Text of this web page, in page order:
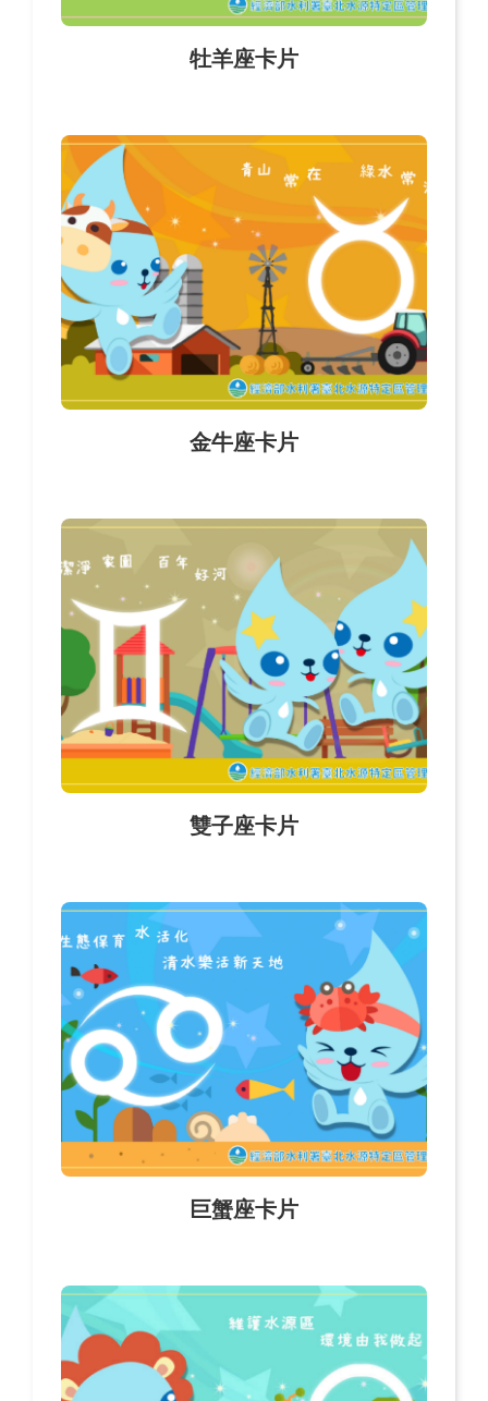
牡羊座卡片
金牛座卡片
雙子座卡片
巨蟹座卡片